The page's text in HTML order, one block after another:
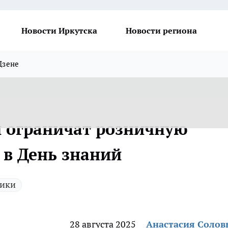
Новости Иркутска Новости региона
ограничат розничную
День знаний
28 августа 2025 Анастасия